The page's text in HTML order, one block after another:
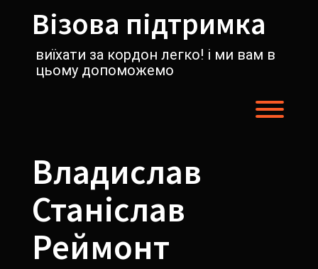
содержимомуВізова підтримка
виїхати за кордон легко! і ми вам в
цьому допоможемо
Владислав
Станіслав
Реймонт